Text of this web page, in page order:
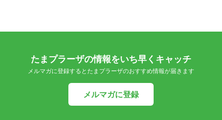
たまプラーザの情報をいち早くキャッチ
メルマガに登録するとたまプラーザのおすすめ情報が届きます
メルマガに登録